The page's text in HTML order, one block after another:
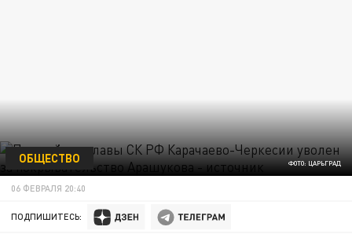
ФОТО: ЦАРЬГРАД
ОБЩЕСТВО
06 ФЕВРАЛЯ 20:40
ПОДПИШИТЕСЬ: